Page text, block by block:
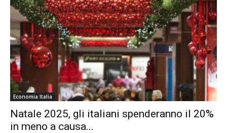
Economia Italia
Natale 2025, gli italiani spenderanno il 20%
in meno a causa...